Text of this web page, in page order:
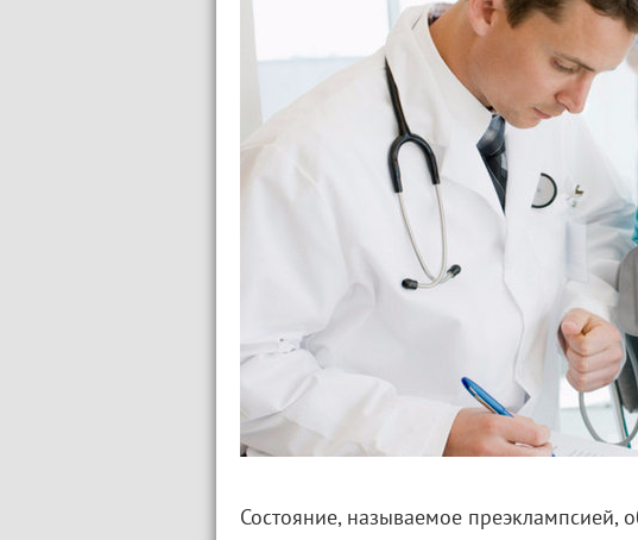
Состояние, называемое преэклампсией,